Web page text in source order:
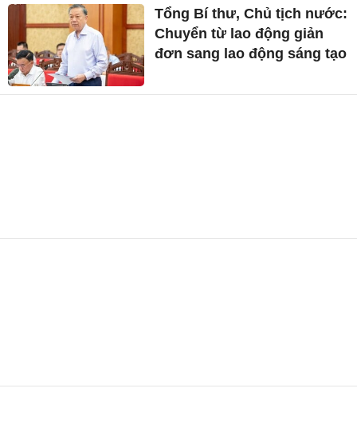
Tổng Bí thư, Chủ tịch nước:
Chuyển từ lao động giản
đơn sang lao động sáng tạo